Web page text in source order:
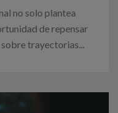
no solo plantea
de repensar
trayectorias...